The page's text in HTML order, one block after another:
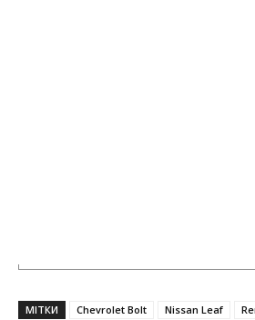
МІТКИ Chevrolet Bolt Nissan Leaf